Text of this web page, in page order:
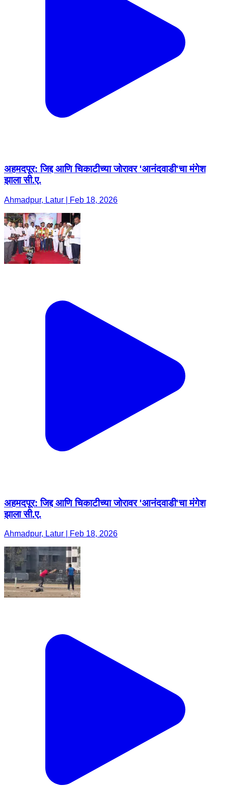
अहमदपूर: जिद्द आणि चिकाटीच्या जोरावर 'आनंदवाडी'चा मंगेश
झाला सी.ए.
Ahmadpur, Latur | Feb 18, 2026
अहमदपूर: जिद्द आणि चिकाटीच्या जोरावर 'आनंदवाडी'चा मंगेश
झाला सी.ए.
Ahmadpur, Latur | Feb 18, 2026